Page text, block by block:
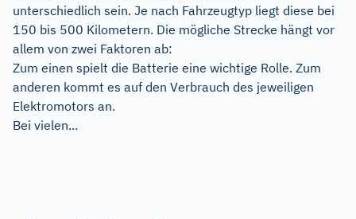
unterschiedlich sein. Je nach Fahrzeugtyp liegt diese bei
150 bis 500 Kilometern. Die mögliche Strecke hängt vor
allem von zwei Faktoren ab:
Zum einen spielt die Batterie eine wichtige Rolle. Zum
anderen kommt es auf den Verbrauch des jeweiligen
Elektromotors an.
Bei vielen...